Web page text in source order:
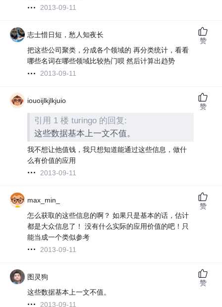
2013-09-11
志士惜日短，愁人知夜长️
把这些公司聚类，分成各个领域的 再分类统计，看看
哪些名词在哪些领域比较热门呗 然后计算出趋势
2013-09-11
赞
iouoijlkjlkjuio
引用 1 楼 turingo 的回复:
这些数据基本上一文不值。
我不想让他值钱，我只想知道能通过这些信息，做什
么有价值的应用
2013-09-11
赞
max_min_
怎么获取的这些信息的啊？ 如果只是基本的话，估计
都是大众信息了！ 没有什么实际的应用价值的吧！只
能当成一个类似参考
2013-09-11
赞
图灵狗
这些数据基本上一文不值。
2013-09-11
赞